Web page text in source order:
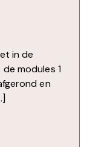
in de
modules 1
en